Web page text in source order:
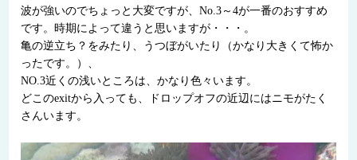
波が強いのでちょっと大変ですが、No.3～4が一番のおすすめ
です。時期によって違うと思いますが・・・。
亀の逆立ち？をみたり、うつぼがいたり（かなり大きくて怖か
ったです。）、
NO.3近くの浅いところは、かなり色々います。
どこのexitから入っても、ドロップオフの近辺にはニモがたく
さんいます。